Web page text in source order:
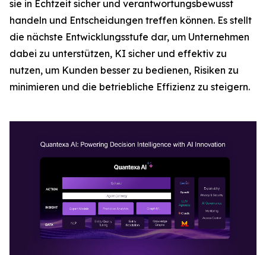
sie in Echtzeit sicher und verantwortungsbewusst
handeln und Entscheidungen treffen können. Es stellt
die nächste Entwicklungsstufe dar, um Unternehmen
dabei zu unterstützen, KI sicher und effektiv zu
nutzen, um Kunden besser zu bedienen, Risiken zu
minimieren und die betriebliche Effizienz zu steigern.